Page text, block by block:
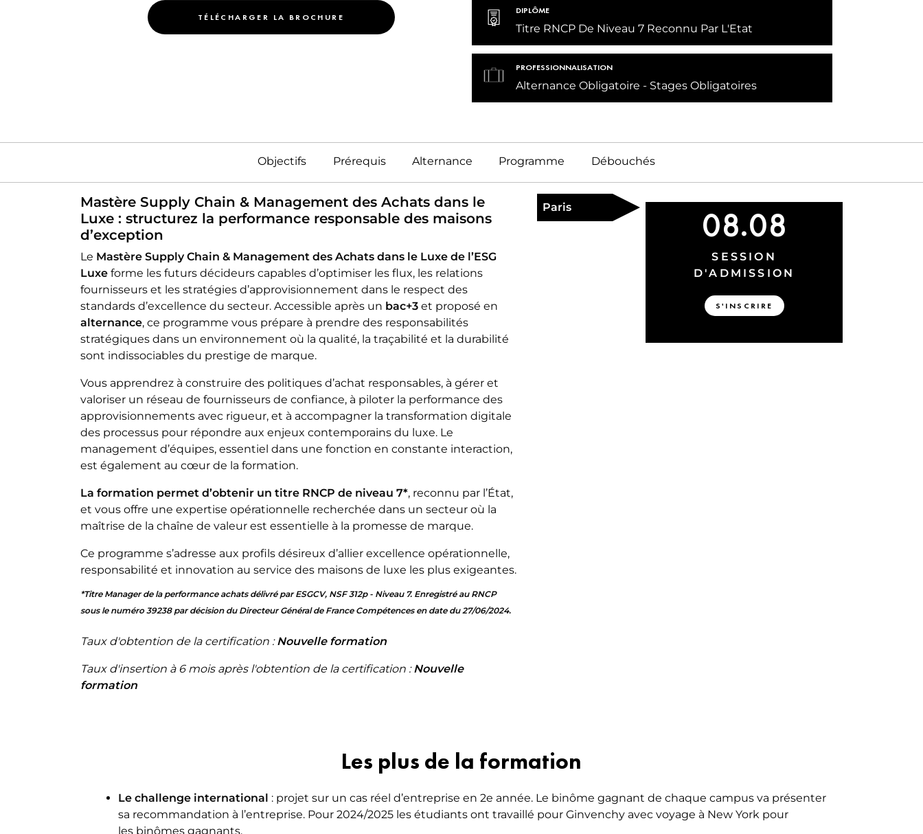
TÉLÉCHARGER LA BROCHURE
DIPLÔME
Titre RNCP De Niveau 7 Reconnu Par L'Etat
PROFESSIONNALISATION
Alternance Obligatoire Stages Obligatoires
Objectifs Prérequis Alternance Programme Débouchés
Mastère Supply Chain & Management des Achats dans le
Luxe : structurez la performance responsable des maisons
d’exception
Le Mastère Supply Chain & Management des Achats dans le Luxe de l’ESG
Luxe forme les futurs décideurs capables d’optimiser les flux, les relations
fournisseurs et les stratégies d’approvisionnement dans le respect des
standards d’excellence du secteur. Accessible après un bac+3 et proposé en
alternance, ce programme vous prépare à prendre des responsabilités
stratégiques dans un environnement où la qualité, la traçabilité et la durabilité
sont indissociables du prestige de marque.
Vous apprendrez à construire des politiques d’achat responsables, à gérer et
valoriser un réseau de fournisseurs de confiance, à piloter la performance des
approvisionnements avec rigueur, et à accompagner la transformation digitale
des processus pour répondre aux enjeux contemporains du luxe. Le
management d’équipes, essentiel dans une fonction en constante interaction,
est également au cœur de la formation.
La formation permet d’obtenir un titre RNCP de niveau 7*, reconnu par l’État,
et vous offre une expertise opérationnelle recherchée dans un secteur où la
maîtrise de la chaîne de valeur est essentielle à la promesse de marque.
Ce programme s’adresse aux profils désireux d’allier excellence opérationnelle,
responsabilité et innovation au service des maisons de luxe les plus exigeantes.
*Titre Manager de la performance achats délivré par ESGCV, NSF 312p - Niveau 7. Enregistré au RNCP
sous le numéro 39238 par décision du Directeur Général de France Compétences en date du 27/06/2024.
Taux d'obtention de la certification :Nouvelle formation
Taux d'insertion à 6 mois après l'obtention de la certification :Nouvelle
formation
Paris 08 08
SESSION
D'ADMISSION
S'INSCRIRE
Les plus de la formation
Le challenge international : projet sur un cas réel d’entreprise en 2e année. Le binôme gagnant de chaque campus va présenter
sa recommandation à l’entreprise. Pour 2024/2025 les étudiants ont travaillé pour Ginvenchy avec voyage à New York pour
les binômes gagnants.
EXECUTIVE LUXE [NEW]
MARKETING DU LUXE – DESIGN,
MOBILIER & DÉCORATION D’INTÉRIEUR